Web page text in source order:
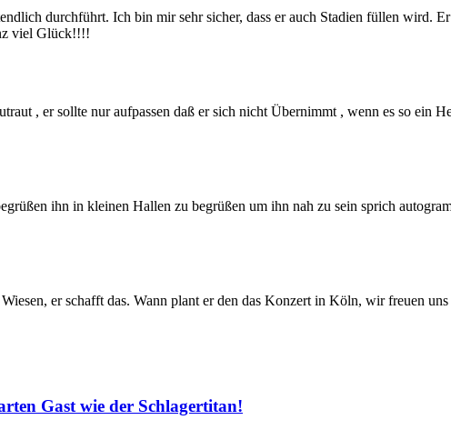
durchführt. Ich bin mir sehr sicher, dass er auch Stadien füllen wird.
viel Glück!!!!
, er sollte nur aufpassen daß er sich nicht Übernimmt , wenn es so ein
ihn in kleinen Hallen zu begrüßen um ihn nah zu sein sprich
er schafft das. Wann plant er den das Konzert in Köln, wir freuen
Gast wie der Schlagertitan!